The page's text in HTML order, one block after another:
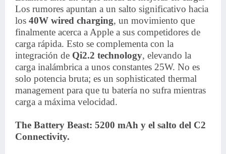
Los rumores apuntan a un salto significativo hacia
los 40W wired charging, un movimiento que
finalmente acerca a Apple a sus competidores de
carga rápida. Esto se complementa con la
integración de Qi2.2 technology, elevando la
carga inalámbrica a unos constantes 25W. No es
solo potencia bruta; es un sophisticated thermal
management para que tu batería no sufra mientras
carga a máxima velocidad.
The Battery Beast: 5200 mAh y el salto del C2
Connectivity.